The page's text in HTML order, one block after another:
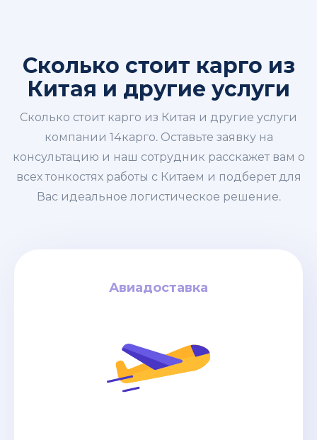
Сколько стоит карго из
Китая и другие услуги
Сколько стоит карго из Китая и другие услуги
компании 14карго. Оставьте заявку на
консультацию и наш сотрудник расскажет вам о
всех тонкостях работы с Китаем и подберет для
Вас идеальное логистическое решение.
Авиадоставка
Авиадоставка
6-8
дней / от
4$